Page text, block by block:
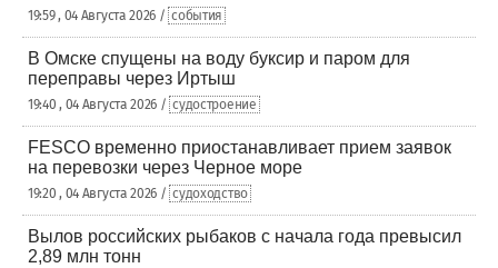
19:59 , 04 Августа 2026 / события
В Омске спущены на воду буксир и паром для
переправы через Иртыш
19:40 , 04 Августа 2026 / судостроение
FESCO временно приостанавливает прием заявок
на перевозки через Черное море
19:20 , 04 Августа 2026 / судоходство
Вылов российских рыбаков с начала года превысил
2,89 млн тонн